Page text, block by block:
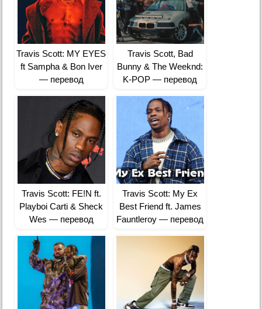
Travis Scott: MY EYES
ft Sampha & Bon Iver
— перевод
Travis Scott, Bad
Bunny & The Weeknd:
K-POP — перевод
Travis Scott: FE!N ft.
Playboi Carti & Sheck
Wes — перевод
Travis Scott: My Ex
Best Friend ft. James
Fauntleroy — перевод